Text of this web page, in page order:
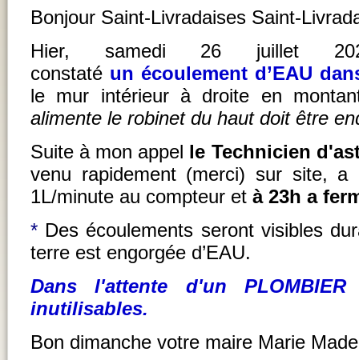
Bonjour Saint-Livradaises Saint-
Hier, samedi 26 juillet
constaté un écoulement d’EAU
le mur intérieur à droite en
alimente le robinet du haut doit être
Suite à mon appel le Technicien
venu rapidement (merci) sur site, a
1L/minute au compteur et à 23h a
* Des écoulements seront visibles
terre est engorgée d’EAU.
Dans l'attente d'un
inutilisables.
Bon dimanche votre maire Marie